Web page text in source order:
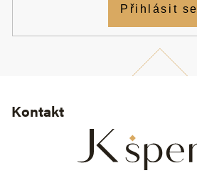
Kontakt
Přihlásit se